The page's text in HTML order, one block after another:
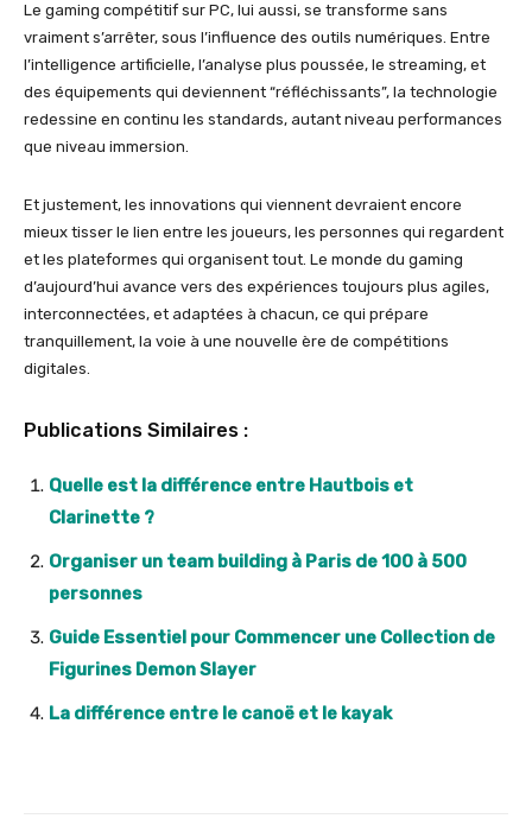
Le gaming compétitif sur PC, lui aussi, se transforme sans
vraiment s’arrêter, sous l’influence des outils numériques. Entre
l’intelligence artificielle, l’analyse plus poussée, le streaming, et
des équipements qui deviennent “réfléchissants”, la technologie
redessine en continu les standards, autant niveau performances
que niveau immersion.
Et justement, les innovations qui viennent devraient encore
mieux tisser le lien entre les joueurs, les personnes qui regardent
et les plateformes qui organisent tout. Le monde du gaming
d’aujourd’hui avance vers des expériences toujours plus agiles,
interconnectées, et adaptées à chacun, ce qui prépare
tranquillement, la voie à une nouvelle ère de compétitions
digitales.
Publications Similaires :
Quelle est la différence entre Hautbois et
Clarinette ?
Organiser un team building à Paris de 100 à 500
personnes
Guide Essentiel pour Commencer une Collection de
Figurines Demon Slayer
La différence entre le canoë et le kayak